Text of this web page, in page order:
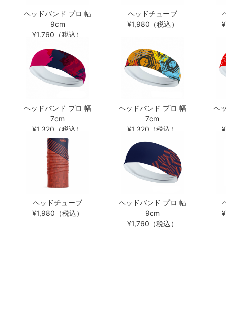
ヘッドバンド プロ 幅
9cm
¥1,760（税込）
ヘッドチューブ
¥1,980（税込）
ヘッドバンド プロ 幅
7cm
¥1,320（税込）
ヘッドバンド プロ 幅
7cm
¥1,320（税込）
ヘ
ヘッドチューブ
¥1,980（税込）
ヘッドバンド プロ 幅
9cm
¥1,760（税込）